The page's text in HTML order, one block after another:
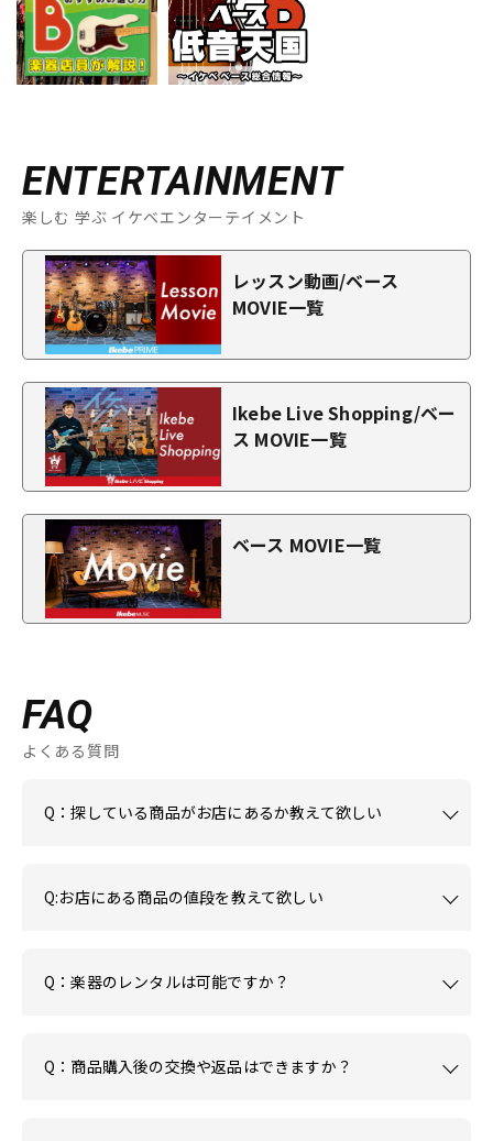
ENTERTAINMENT
楽しむ 学ぶ イケベエンターテイメント
レッスン動画/ベース
MOVIE一覧
Ikebe Live Shopping/ベー
ス MOVIE一覧
ベース MOVIE一覧
FAQ
よくある質問
Q：探している商品がお店にあるか教えて欲しい
Q:お店にある商品の値段を教えて欲しい
Q：楽器のレンタルは可能ですか？
Q：商品購入後の交換や返品はできますか？